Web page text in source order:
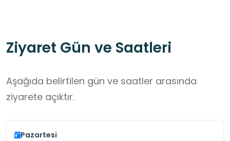
Ziyaret Gün ve Saatleri
Aşağıda belirtilen gün ve saatler arasında
ziyarete açıktır.
Pazartesi